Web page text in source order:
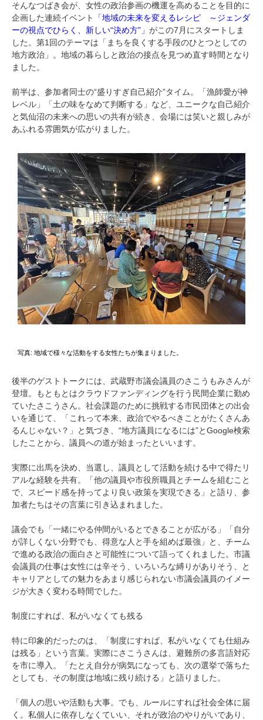
そんなつばき会が、女性の政治参画の機運を高めることを目的に
企画した連続イベント
「地域の未来を変えるレシピ ～ジェンダ
ーの視点でひらく、新しい“決め方”」 がこの7月にスタートしま
した。第1回のテーマは「まちを良くする手段のひとつとしての
地方政治」。地域の暮らしと政治の接点を見つめ直す時間となり
ました。
前半は、参加者同士の“盛りすぎ自己紹介”タイム。「漁師愛が神
レベル」「土の味をなめて判断する」など、ユニークな自己紹介
と気仙沼の未来への思いの共有が続き、会場には笑いと親しみが
あふれる雰囲気が広がりました。
写真: 地域で様々な活動をする女性たちが集まりました。
後半のゲストトークには、武蔵野市議会議員のさこうもみさんが
登壇。もともとはクラウドファンディングを行う民間企業に勤め
ていたさこうさん。社会課題のために挑戦する市民団体との出会
いを通じて、「これって本来、政治でやるべきことがたくさんあ
るんじゃない？」と気づき、“地方議員になるには”とGoogle検索
したことから、議員への道が始まったといいます。
実際に出馬を決め、当選し、議員として活動を続ける中で得たリ
アルな経験を共有。「他の議員や市役所職員とチームを組むこと
で、スピード感を持ってより良い政策を実現できる」と語り、参
加者たちはその言葉に引き込まれました。
議会でも「一緒にやる仲間がいるとできることが広がる」「自分
が詳しくない分野でも、得意な人と手を組めば最強」と、チーム
で進める政治の面白さと可能性について語ってくれました。市議
会議員の仕事は女性には辛そう、いろいろな縛りがありそう、と
キャリアとしての魅力をあまり感じられない市議会議員のイメー
ジが大きく変わる時間でした。
制度にすれば、私がいなくても残る
特に印象的だったのは、「制度にすれば、私がいなくても仕組み
は残る」という言葉。実際にさこうさんは、避難所の多言語対応
を市に導入。「たとえ自分が病気になっても、次の選挙で落ちた
としても、その制度は地域に残り続ける」と語りました。
「個人の思いや活動も大事。でも、ルールにすれば社会全体に届
く。私個人に依存しなくていい、それが政治のやりがいであり、